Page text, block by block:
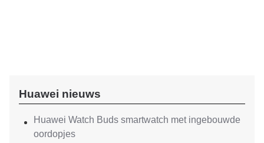
Huawei nieuws
Huawei Watch Buds smartwatch met ingebouwde
oordopjes